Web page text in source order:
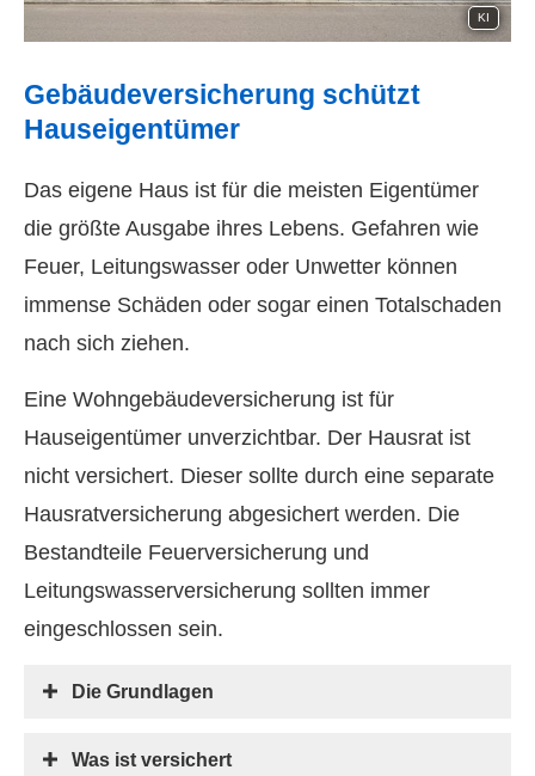
KI
Ge­bäude­ver­si­che­rung schützt
Hauseigentümer
Das eigene Haus ist für die meisten Eigentümer
die größte Ausgabe ihres Lebens. Gefahren wie
Feuer, Leitungswasser oder Unwetter können
immense Schäden oder sogar einen Totalschaden
nach sich ziehen.
Eine Wohngebäudeversicherung ist für
Hauseigentümer unverzichtbar. Der Hausrat ist
nicht versichert. Dieser sollte durch eine separate
Haus­rat­ver­si­che­rung abgesichert werden. Die
Bestandteile Feuerversicherung und
Leitungswasserversicherung sollten immer
eingeschlossen sein.
Die Grundlagen
Was ist versichert